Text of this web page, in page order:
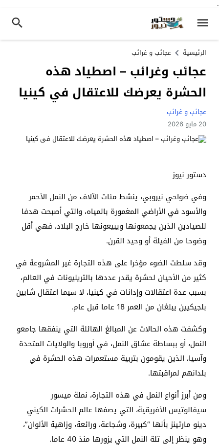
.
الرئيسية عجائب و غرائب
عجائب وغرائب – اصطياد هذه
الحشرة يعرضك للاعتقال في كينيا
عجائب و غرائب
20 مايو 2026
دستور نيوز
وفي ضواحي نيروبي، ينشط مئات الآلاف من النمل الأحمر
والأسود في الأراضي المغمورة بالمياه، والتي أصبحت هدفا
للصيادين الذين يجمعونها ويبيعونها خارج البلاد، فهي أقل
وضوحا من الفيلة أو وحيد القرن.
وقد سلطت الضوء مؤخرا على هذه التجارة غير المشروعة في
كثير من الأحيان لحشرة يقدر عددها بالتريليونات في العالم،
بسبب عدة اعتقالات وإدانات في كينيا، لا سيما اعتقال شابين
بلجيكيين يبلغان من العمر 18 عاما قبل عام.
وكشفت هذه الحالات عن المبالغ الهائلة التي ينفقها جامعو
النمل، أو ببساطة عشاق النمل، في أوروبا والولايات المتحدة
وآسيا، الذين يقومون بتربية مستعمرات هذه الحشرة في
بلدانهم لمراقبتها.
ومن أبرز أنواع النمل في هذه التجارة، نملة ميسور
سيفالوتيس الأفريقية، التي يصفها عالم الحشرات الكيني
دينو مارتينز بأنها “كبيرة، وشجاعة، ورائعة، وزاهية الألوان”،
وهو ينظر إلى تلة النمل التي يزورها منذ 40 عاما.